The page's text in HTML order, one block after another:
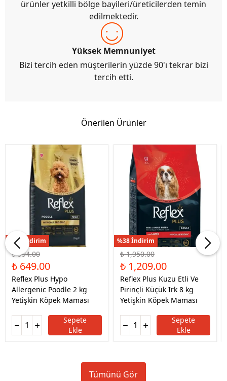
ürünler yetkilli bölge bayileri/üreticilerden temin
edilmektedir.
Yüksek Memnuniyet
Bizi tercih eden müşterilerin yüzde 90'ı tekrar bizi
tercih etti.
Önerilen Ürünler
%35 İndirim
₺ 994.00
₺ 649.00
Reflex Plus Hypo
Allergenic Poodle 2 kg
Yetişkin Köpek Maması
Sepete
Ekle
%38 İndirim
₺ 1,950.00
₺ 1,209.00
Reflex Plus Kuzu Etli Ve
Pirinçli Küçük Irk 8 kg
Yetişkin Köpek Maması
Sepete
Ekle
Tümünü Gör